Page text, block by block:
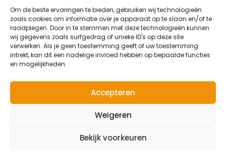
Om de beste ervaringen te bieden, gebruiken wij technologieën
zoals cookies om informatie over je apparaat op te slaan en/of te
raadplegen. Door in te stemmen met deze technologieën kunnen
wij gegevens zoals surfgedrag of unieke ID's op deze site
verwerken. Als je geen toestemming geeft of uw toestemming
intrekt, kan dit een nadelige invloed hebben op bepaalde functies
en mogelijkheden.
Accepteren
Weigeren
Bekijk voorkeuren
5126 PT Gilze
Magazijn/warehouse:
Burgemeester Krollaan 15
5126 PT Gilze
© 2026 Meplax®
Privacy & Wettelijk